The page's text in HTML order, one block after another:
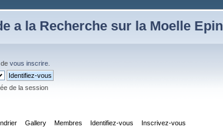
a la Recherche sur la Moelle
vous inscrire
de la session
Gallery Membres Identifiez-vous Inscrivez-vous